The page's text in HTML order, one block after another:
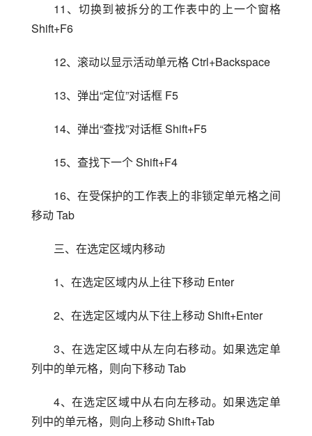
11、切换到被拆分的工作表中的上一个窗格
Shift+F6
12、滚动以显示活动单元格 Ctrl+Backspace
13、弹出“定位”对话框 F5
14、弹出“查找”对话框 Shift+F5
15、查找下一个 Shift+F4
16、在受保护的工作表上的非锁定单元格之间
移动 Tab
三、在选定区域内移动
1、在选定区域内从上往下移动 Enter
2、在选定区域内从下往上移动 Shift+Enter
3、在选定区域中从左向右移动。如果选定单
列中的单元格，则向下移动 Tab
4、在选定区域中从右向左移动。如果选定单
列中的单元格，则向上移动 Shift+Tab